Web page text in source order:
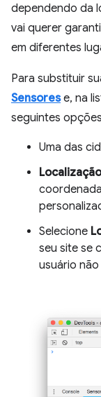
dependendo da
vai querer
em diferentes
Para substituir
Sensorese, na
seguintes
Uma das
Selecione
seu site se
usuário